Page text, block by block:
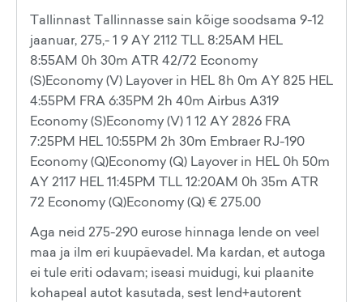
Tallinnast Tallinnasse sain kõige soodsama 9-12
jaanuar, 275,- 1 9 AY 2112 TLL 8:25AM HEL
8:55AM 0h 30m ATR 42/72 Economy
(S)Economy (V) Layover in HEL 8h 0m AY 825 HEL
4:55PM FRA 6:35PM 2h 40m Airbus A319
Economy (S)Economy (V) 1 12 AY 2826 FRA
7:25PM HEL 10:55PM 2h 30m Embraer RJ-190
Economy (Q)Economy (Q) Layover in HEL 0h 50m
AY 2117 HEL 11:45PM TLL 12:20AM 0h 35m ATR
72 Economy (Q)Economy (Q) € 275.00
Aga neid 275-290 eurose hinnaga lende on veel
maa ja ilm eri kuupäevadel. Ma kardan, et autoga
ei tule eriti odavam; iseasi muidugi, kui plaanite
kohapeal autot kasutada, sest lend+autorent